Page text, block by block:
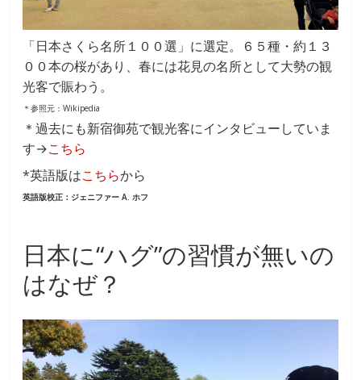
「日本さくら名所１００選」に選定。６５種・約１３
００本の桜があり、春には花見の名所として大勢の観
光客で賑わう。
＊参照元：Wikipedia
＊過去にも新宿御苑で観光客にインタビューしていま
す→こちら
*英語版はこちらから
英語版校正：ジェニファー A. ホフ
日本に“ハグ”の習慣が無いの
はなぜ？